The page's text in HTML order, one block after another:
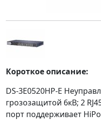
Короткое описание:
DS-3E0520HP-E
грозозащитой 6кВ; 2
порт поддерживает